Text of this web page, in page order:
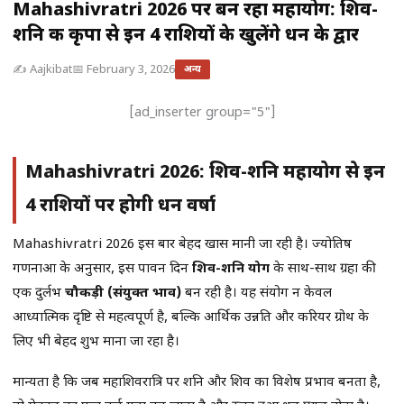
Mahashivratri 2026 पर बन रहा महायोग: शिव-
शनि की कृपा से इन 4 राशियों के खुलेंगे धन के द्वार
✍️ Aajkibat📅 February 3, 2026 अन्य
[ad_inserter group="5"]
Mahashivratri 2026: शिव-शनि महायोग से इन
4 राशियों पर होगी धन वर्षा
Mahashivratri 2026 इस बार बेहद खास मानी जा रही है। ज्योतिष
गणनाओं के अनुसार, इस पावन दिन शिव-शनि योग के साथ-साथ ग्रहों की
एक दुर्लभ चौकड़ी (संयुक्त प्रभाव) बन रही है। यह संयोग न केवल
आध्यात्मिक दृष्टि से महत्वपूर्ण है, बल्कि आर्थिक उन्नति और करियर ग्रोथ के
लिए भी बेहद शुभ माना जा रहा है।
मान्यता है कि जब महाशिवरात्रि पर शनि और शिव का विशेष प्रभाव बनता है,